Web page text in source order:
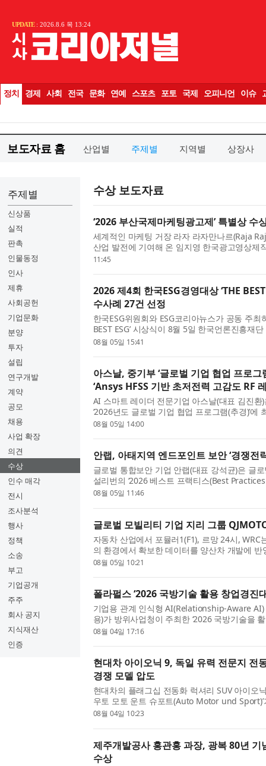
보도자료 홈 산업별 주제별 지역별 상장사
주제별
신상품
실적
판촉
인물동정
인사
제휴
사회공헌
기업문화
분양
투자
설립
연구개발
계약
공모
채용
사업 확장
의견
수상
인수 매각
전시
조사분석
행사
정책
소송
부고
기업공개
주주
회사 공지
지식재산
인증
수상 보도자료
‘2026 부산국제마케팅광고제’ 특별상 수
세계적인 마케팅 거장 라자 라자만나르(Raja
산업 발전에 기여해 온 임지영 한국광고영상제
케팅광고제(MAD STARS 2026)’에서 특별상을
11:45
2026 제4회 한국ESG경영대상 ‘THE
수사례 27건 선정
한국ESG위원회와 ESG코리아뉴스가 공동 주최
BEST ESG’ 시상식이 8월 5일 한국언론진흥재
국ESG경영대상 THE BEST ESG’는 ESG(환경·
08월 05일 15:41
아스날, 중기부 ‘글로벌 기업 협업 프로
‘Ansys HFSS 기반 초저전력 고감도 RF
AI 스마트 레이더 전문기업 아스날(대표 김진
‘2026년도 글로벌 기업 협업 프로그램(추경)’에
기업 협업 프로그램은 국내 유망 스타트업이
08월 05일 14:00
안랩, 아태지역 엔드포인트 보안 ‘경쟁전
글로벌 통합보안 기업 안랩(대표 강석균)은 글
설리번의 ‘2026 베스트 프랙티스(Best
시아·태평양 엔드포인트 보안 부문 ‘경쟁전략
08월 05일 11:46
글로벌 모빌리티 기업 지리 그룹
자동차 산업에서 포뮬러1(F1), 르망 24시,
의 환경에서 확보한 데이터를 양산차 개발에
대다. 포르쉐, 메르세데스-AMG, BMW M, 아우
08월 05일 10:21
폴라펄스 ‘2026 국방기술 활용 창업경진
기업용 관계 인식형 AI(Relationship-Aware
용)가 방위사업청이 주최한 ‘2026 국방기술을
수상했다. 이번 경진대회는 7월 30일부터 8월
08월 04일 17:16
현대차 아이오닉 9, 독일 유력 전문지 전
경쟁 모델 압도
현대차의 플래그십 전동화 럭셔리 SUV 아이오
우토 모토 운트 슈포트(Auto Motor und
SUV 비교 평가에서 유럽 프리미엄 대형 전기
08월 04일 10:23
제주개발공사 홍관홍 과장, 광복 80년 기
수상